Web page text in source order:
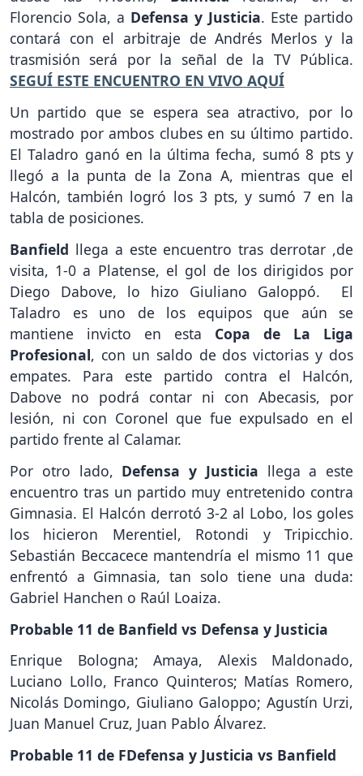
Florencio Sola, a Defensa y Justicia. Este partido
contará con el arbitraje de Andrés Merlos y la
trasmisión será por la señal de la TV Pública.
SEGUÍ ESTE ENCUENTRO EN VIVO AQUÍ
Un partido que se espera sea atractivo, por lo
mostrado por ambos clubes en su último partido.
El Taladro ganó en la última fecha, sumó 8 pts y
llegó a la punta de la Zona A, mientras que el
Halcón, también logró los 3 pts, y sumó 7 en la
tabla de posiciones.
Banfield llega a este encuentro tras derrotar ,de
visita, 1-0 a Platense, el gol de los dirigidos por
Diego Dabove, lo hizo Giuliano Galoppó. El
Taladro es uno de los equipos que aún se
mantiene invicto en esta Copa de La Liga
Profesional, con un saldo de dos victorias y dos
empates. Para este partido contra el Halcón,
Dabove no podrá contar ni con Abecasis, por
lesión, ni con Coronel que fue expulsado en el
partido frente al Calamar.
Por otro lado, Defensa y Justicia llega a este
encuentro tras un partido muy entretenido contra
Gimnasia. El Halcón derrotó 3-2 al Lobo, los goles
los hicieron Merentiel, Rotondi y Tripicchio.
Sebastián Beccacece mantendría el mismo 11 que
enfrentó a Gimnasia, tan solo tiene una duda:
Gabriel Hanchen o Raúl Loaiza.
Probable 11 de Banfield vs Defensa y Justicia
Enrique Bologna; Amaya, Alexis Maldonado,
Luciano Lollo, Franco Quinteros; Matías Romero,
Nicolás Domingo, Giuliano Galoppo; Agustín Urzi,
Juan Manuel Cruz, Juan Pablo Álvarez.
Probable 11 de FDefensa y Justicia vs Banfield